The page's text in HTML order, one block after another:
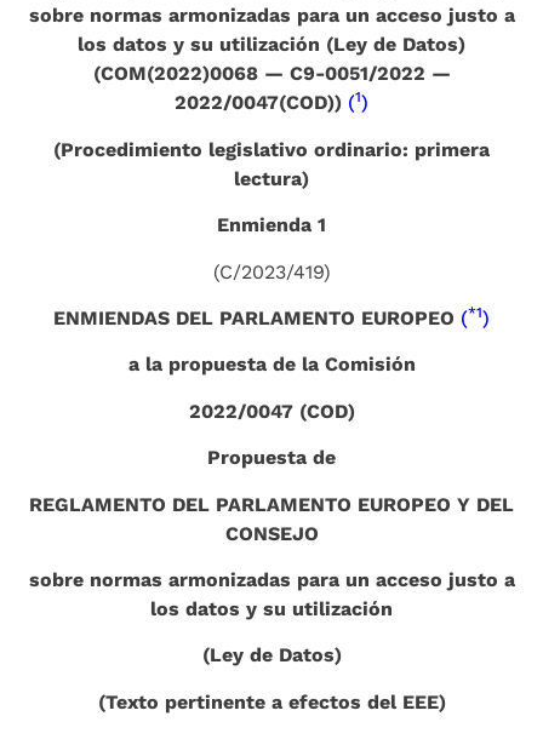
sobre normas armonizadas para un acceso justo a
los datos y su utilización (Ley de Datos)
(COM(2022)0068 — C9-0051/2022 —
2022/0047(COD)) (1)
(Procedimiento legislativo ordinario: primera
lectura)
Enmienda 1
(C/2023/419)
ENMIENDAS DEL PARLAMENTO EUROPEO (*1)
a la propuesta de la Comisión
2022/0047 (COD)
Propuesta de
REGLAMENTO DEL PARLAMENTO EUROPEO Y DEL
CONSEJO
sobre normas armonizadas para un acceso justo a
los datos y su utilización
(Ley de Datos)
(Texto pertinente a efectos del EEE)